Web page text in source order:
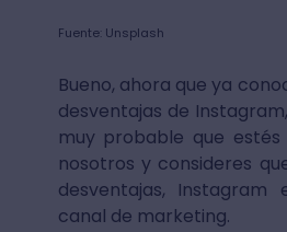
Fuente: Unsplash
Bueno, ahora que ya
desventajas de
muy probable que
nosotros y consideres
desventajas, Instagram
canal de marketing.